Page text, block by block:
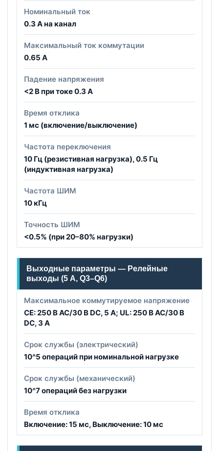
Номинальный ток
0.3 А на канал
Максимальный ток коммутации
0.65 А
Падение напряжения
<2 В при токе 0.3 А
Время отклика
1 мс (включение/выключение)
Частота переключения
10 Гц (резистивная нагрузка), 0.5 Гц
(индуктивная нагрузка)
Частота ШИМ
10 кГц
Точность ШИМ
<0.5% (при 20–80% нагрузки)
Выходные параметры — Релейные
выходы (5 А, Q3–Q6)
Максимальное коммутируемое напряжение
CE: 250 В AC/30 В DC, 5 А; UL: 250 В AC/30 В
DC, 3 А
Срок службы (электрический)
10^5 операций при номинальной нагрузке
Срок службы (механический)
10^7 операций без нагрузки
Время отклика
Включение: 15 мс, Выключение: 10 мс